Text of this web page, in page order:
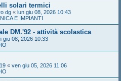
solari termici
dg « lun giu 08, 2026 10:43
E IMPIANTI
DM.'92 - attività scolastica
giu 08, 2026 10:33
« ven giu 05, 2026 11:06